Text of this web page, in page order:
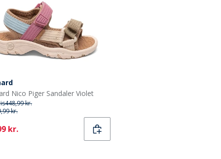
Nico Piger Sandaler Violet
448,99 kr.
kr.
kr.